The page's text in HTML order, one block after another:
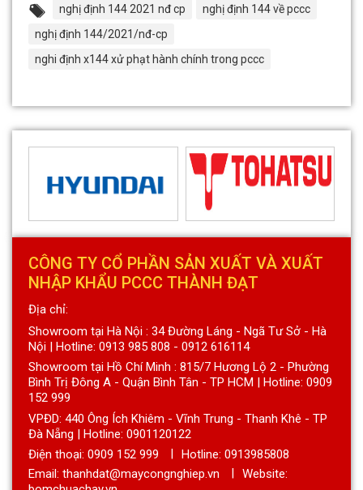
nghị định 144 2021 nđ cp
nghị định 144 về pccc
nghị định 144/2021/nđ-cp
nghi định x144 xử phạt hành chính trong pccc
CÔNG TY CỔ PHẦN SẢN XUẤT VÀ XUẤT
NHẬP KHẨU PCCC THÀNH ĐẠT
Địa chỉ:
Showroom tại Hà Nội : 34 Đường Láng - Ngã Tư Sở - Hà
Nội | Hotline: 0913 985 808 - 0912 616114
Showroom tại Hồ Chí Minh : 815/7 Hương Lộ 2 - Phường
Bình Trị Đông A - Quận Bình Tân - TP HCM | Hotline: 0909
152 999
VPĐD: 440 Ông Ích Khiêm - Vĩnh Trung - Thanh Khê - TP
Đà Nẵng | Hotline: 0901120122
Điện thoại: 0909 152 999
Hotline: 0913985808
Email: thanhdat@maycongnghiep.vn
Website: